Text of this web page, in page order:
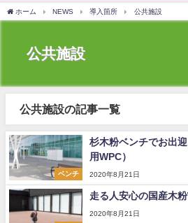
ホーム NEWS 導入箇所 公共施設
公共施設
公共施設の記事一覧
ベンチ
杉木粉ベンチでお出
用WPC）
2020年8月21日
走る人安心の国産木
2020年8月21日